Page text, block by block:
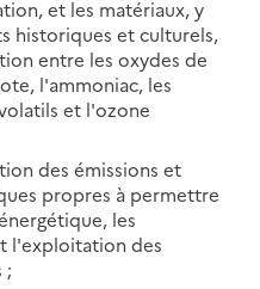
et les matériaux, y
historiques et culturels,
entre les oxydes de
l'ammoniac, les
et l'ozone
des émissions et
propres à permettre
les
l'exploitation des
;